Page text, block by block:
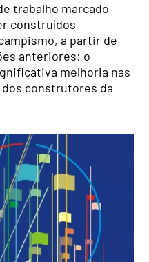
trabalho marcado
construídos
a partir de
anteriores: o
melhoria nas
construtores da